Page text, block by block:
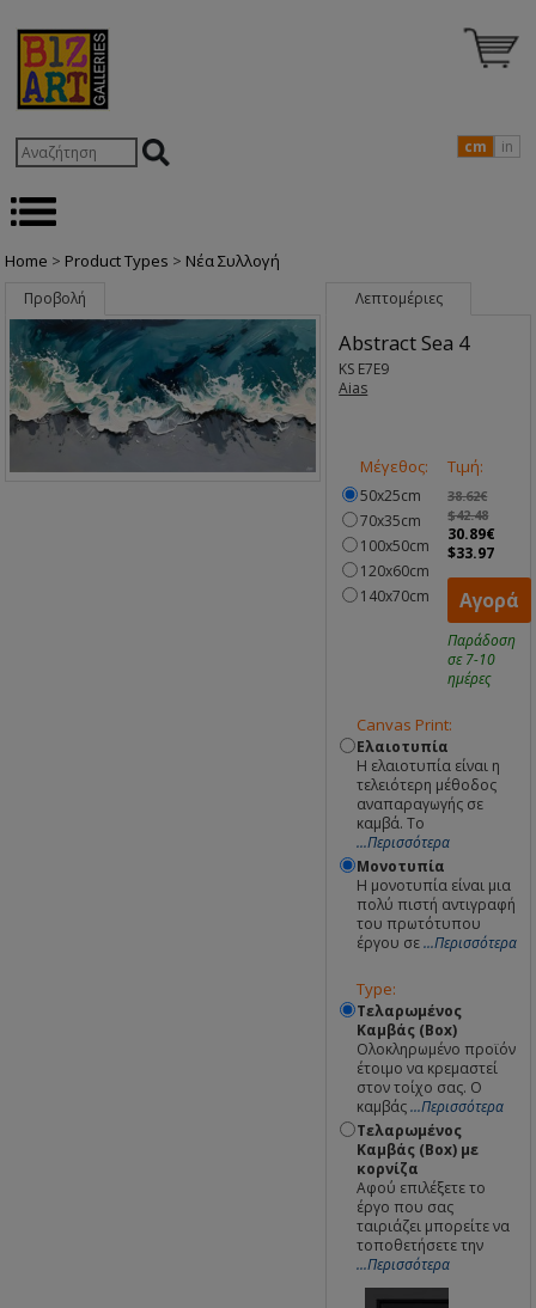
cm in
Home > Product Types > Nέα Συλλογή
Προβολή Λεπτομέριες
Abstract Sea 4
KS E7E9
Aias
Μέγεθος:
50x25cm
70x35cm
100x50cm
120x60cm
140x70cm
Τιμή:
38.62€
$42.48
30.89€
$33.97
Αγορά
Παράδοση
σε 7-10
ημέρες
Canvas Print:
Ελαιοτυπία
Η ελαιοτυπία είναι η
τελειότερη μέθοδος
αναπαραγωγής σε
καμβά. Το
...Περισσότερα
Μονοτυπία
Η μονοτυπία είναι μια
πολύ πιστή αντιγραφή
του πρωτότυπου
έργου σε...Περισσότερα
Type:
Τελαρωμένος
Καμβάς (Box)
Ολοκληρωμένο προϊόν
έτοιμο να κρεμαστεί
στον τοίχο σας. Ο
καμβάς...Περισσότερα
Τελαρωμένος
Καμβάς (Box) με
κορνίζα
Αφού επιλέξετε το
έργο που σας
ταιριάζει μπορείτε να
τοποθετήσετε την
...Περισσότερα